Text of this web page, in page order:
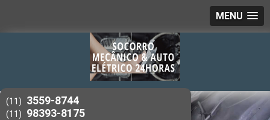
MENU
(11) 3559-8744
(11) 98393-8175